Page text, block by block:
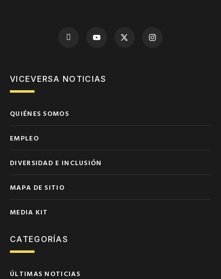
VICEVERSA NOTICIAS
QUIÉNES SOMOS
EMPLEO
DIVERSIDAD E INCLUSIÓN
MAPA DE SITIO
MEDIA KIT
CATEGORÍAS
ÚLTIMAS NOTICIAS